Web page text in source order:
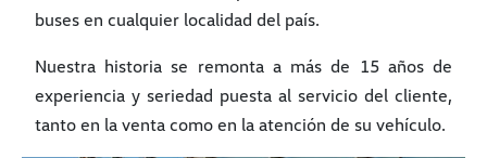
buses en cualquier localidad del país.
Nuestra historia se remonta a más de 15 años de
experiencia y seriedad puesta al servicio del cliente,
tanto en la venta como en la atención de su vehículo.